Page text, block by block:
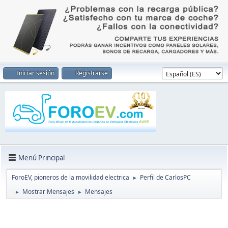
Iniciar sesión Registrarse
Menú Principal
ForoEV, pioneros de la movilidad electrica ► Perfil de CarlosPC
► Mostrar Mensajes ► Mensajes